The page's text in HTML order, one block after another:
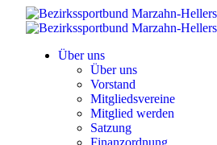
Skip
Über uns
Über uns
Vorstand
Mitgliedsvereine
Mitglied werden
Satzung
Finanzordnung